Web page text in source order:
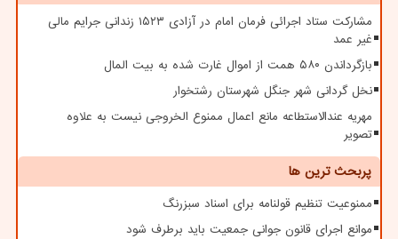
مشارکت ستاد اجرائی فرمان امام در آزادی ۱۵۲۳ زندانی جرایم مالی
غیر عمد
بازگرداندن ۵۸۰ همت از اموال غارت شده به بیت المال
نخل گردانی شهر جنگل شهرستان رشتخوار
مهریه عندالاستطاعه مانع اعمال ممنوع الخروجی نیست به علاوه
تصویر
پربحث ترین ها
ممنوعیت تنظیم قولنامه برای اسناد سبزرنگ
موانع اجرای قانون جوانی جمعیت باید برطرف شود